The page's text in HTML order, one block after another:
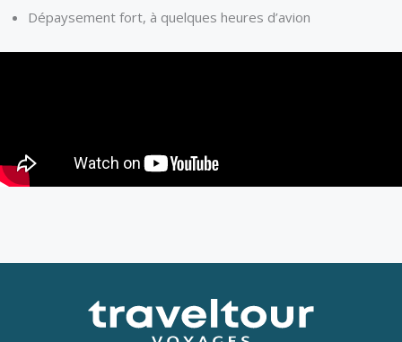
Dépaysement fort, à quelques heures d’avion